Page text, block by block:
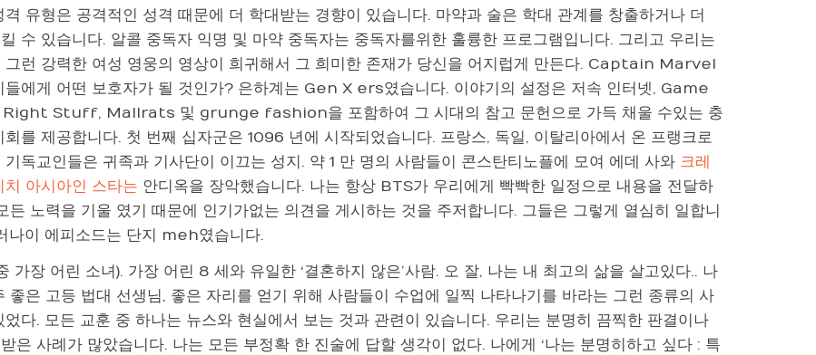
격 유형은 공격적인 성격 때문에 더 학대받는 경향이 있습니다. 마약과 술은 학대 관계를 창출하거나 더
수 있습니다. 알콜 중독자 익명 및 마약 중독자는 중독자를위한 훌륭한 프로그램입니다. 그리고 우리는
그런 강력한 여성 영웅의 영상이 희귀해서 그 희미한 존재가 당신을 어지럽게 만든다. Captain Marvel
들에게 어떤 보호자가 될 것인가? 은하계는 Gen X ers였습니다. 이야기의 설정은 저속 인터넷, Game
Stuff, Mallrats 및 grunge fashion을 포함하여 그 시대의 참고 문헌으로 가득 채울 수있는 충
회를 제공합니다. 첫 번째 십자군은 1096 년에 시작되었습니다. 프랑스, ​​독일, 이탈리아에서 온 프랭크로
기독교인들은 귀족과 기사단이 이끄는 성지. 약 1 만 명의 사람들이 콘스탄티노플에 모여 에데 사와 크레
치 아시아인 스타는 안디옥을 장악했습니다. 나는 항상 BTS가 우리에게 빡빡한 일정으로 내용을 전달하
든 노력을 기울 였기 때문에 인기가없는 의견을 게시하는 것을 주저합니다. 그들은 그렇게 열심히 일합니
나이 에피소드는 단지 meh였습니다.
가장 어린 소녀). 가장 어린 8 세와 유일한 ‘결혼하지 않은’사람. 오 잘, 나는 내 최고의 삶을 살고있다.. 나
좋은 고등 법대 선생님, 좋은 자리를 얻기 위해 사람들이 수업에 일찍 나타나기를 바라는 그런 종류의 사
었다. 모든 교훈 중 하나는 뉴스와 현실에서 보는 것과 관련이 있습니다. 우리는 분명히 끔찍한 판결이나
은 사례가 많았습니다. 나는 모든 부정확 한 진술에 답할 생각이 없다. 나에게 ‘나는 분명히하고 싶다 : 특